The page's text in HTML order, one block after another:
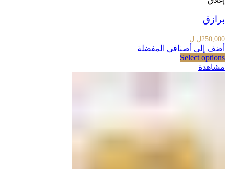
برازق
250,000 ل.ل
أضف إلى أصنافي المفضلة
Select options
مشاهدة